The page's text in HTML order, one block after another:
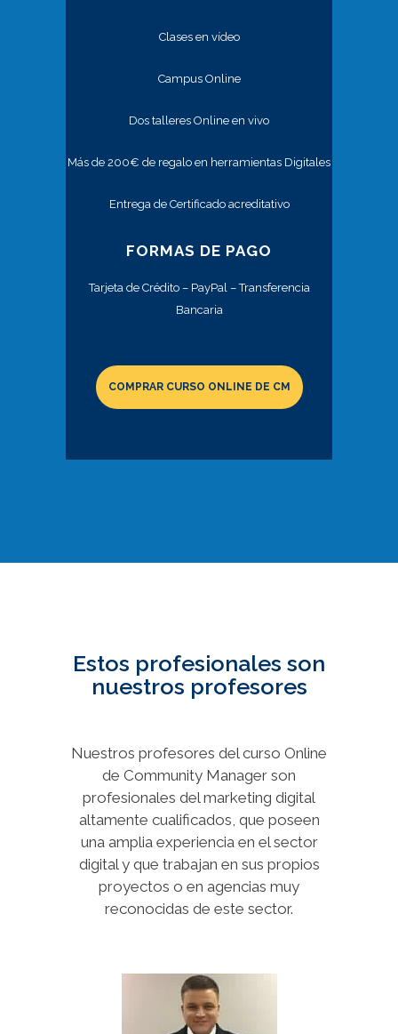
Clases en vídeo
Campus Online
Dos talleres Online en vivo
Más de 200€ de regalo en herramientas Digitales
Entrega de Certificado acreditativo
FORMAS DE PAGO
Tarjeta de Crédito – PayPal – Transferencia
Bancaria
COMPRAR CURSO ONLINE DE CM
Estos profesionales son
nuestros profesores
Nuestros profesores del curso Online
de Community Manager son
profesionales del marketing digital
altamente cualificados, que poseen
una amplia experiencia en el sector
digital y que trabajan en sus propios
proyectos o en agencias muy
reconocidas de este sector.